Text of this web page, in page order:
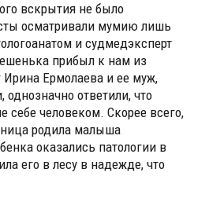
вскрытия не было
осматривали мумию лишь
и судмедэксперт
прибыл к нам из
Ирина Ермолаева и ее муж,
ответили, что
себе человеком. Скорее всего,
родила малыша
оказались патологии в
его в лесу в надежде, что